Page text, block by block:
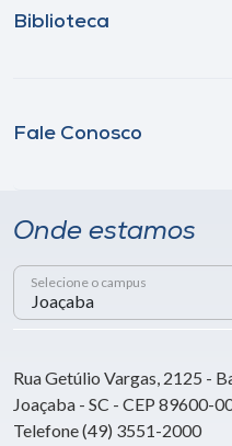
Biblioteca
Fale Conosco
Onde estamos
Selecione o campus
Rua Getúlio Vargas, 2125 -
Joaçaba - SC - CEP 89600-
Telefone (49) 3551-2000